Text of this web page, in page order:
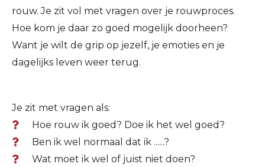
rouw. Je zit vol met vragen over je rouwproces.
Hoe kom je daar zo goed mogelijk doorheen?
Want je wilt de grip op jezelf, je emoties en je
dagelijks leven weer terug.
Je zit met vragen als:
Hoe rouw ik goed? Doe ik het wel goed?
Ben ik wel normaal dat ik ......?
Wat moet ik wel of juist niet doen?